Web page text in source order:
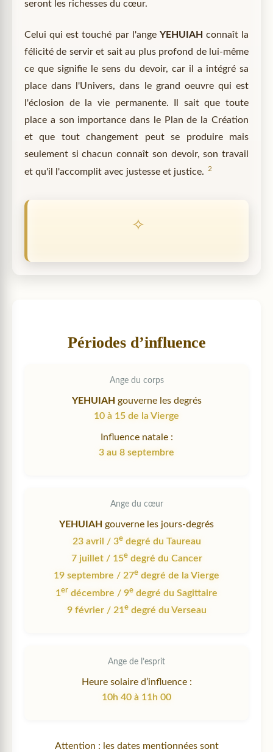
seront les richesses du cœur.
Celui qui est touché par l'ange YEHUIAH connaît la
félicité de servir et sait au plus profond de lui-même
ce que signifie le sens du devoir, car il a intégré sa
place dans l'Univers, dans le grand oeuvre qui est
l'éclosion de la vie permanente. Il sait que toute
place a son importance dans le Plan de la Création
et que tout changement peut se produire mais
seulement si chacun connaît son devoir, son travail
et qu'il l'accomplit avec justesse et justice.
2
Périodes d’influence
Ange du corps
YEHUIAH gouverne les degrés
10 à 15 de la Vierge
Influence natale :
3 au 8 septembre
Ange du cœur
YEHUIAH gouverne les jours-degrés
23 avril / 3edegré du Taureau
7 juillet / 15edegré du Cancer
19 septembre / 27e degré de la Vierge
1er décembre / 9e degré du Sagittaire
9 février / 21edegré du Verseau
Ange de l’esprit
Heure solaire d’influence :
10h 40 à 11h 00
Attention : les dates mentionnées sont